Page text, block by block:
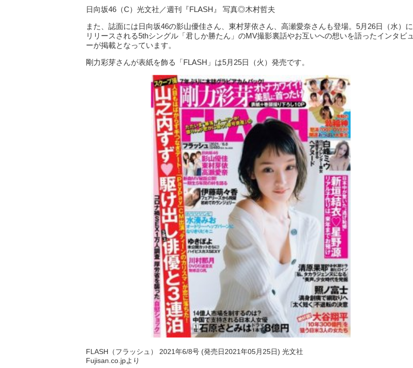
日向坂46（C）光文社／週刊『FLASH』 写真◎木村哲夫
また、誌面には日向坂46の影山優佳さん、東村芽依さん、高瀬愛奈さんも登場。5月26日（水）に
リリースされる5thシングル「君しか勝たん」のMV撮影裏話やお互いへの想いを語ったインタビュ
ーが掲載となっています。
剛力彩芽さんが表紙を飾る「FLASH」は5月25日（火）発売です。
FLASH（フラッシュ） 2021年6/8号 (発売日2021年05月25日) 光文社
Fujisan.co.jpより